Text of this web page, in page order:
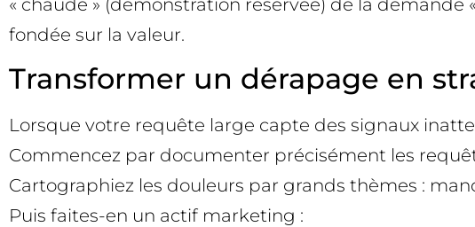
fondée sur la valeur.
Transformer un dérapage en
Lorsque votre requête large capte des signaux
Commencez par documenter précisément les
Cartographiez les douleurs par grands thèmes :
Puis faites-en un actif marketing :